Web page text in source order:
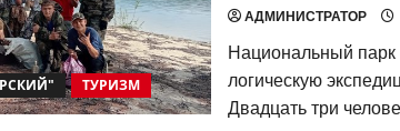
ТУРИЗМ
АДМИНИСТРАТОР
Наци­о­наль­ный
ло­ги­че­скую
Два­дцать три